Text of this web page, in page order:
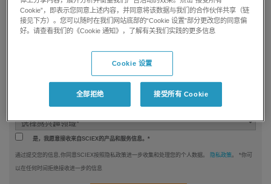
显示完整资料
你感兴趣的领域是什么？*
是，我愿意接收来自SCIEX的产品和服务信息。*
通过提交您的信息,你同意SCIEX按照隐私政策进一步收集和处理您的个人数据。 隐私政策。 *你可
以在任何时间拒绝接收进一步的信息
Cookie”，即表示您同意上述内容，并同意将该数据与我们的合作伙伴共享（链
接见下方）。您可以随时在我们网站底部的“Cookie 设置”部分更改您的同意偏
好。请查看我们的《Cookie 通知》，了解有关我们实践的更多信息
Cookie 设置
全部拒绝 接受所有 Cookie